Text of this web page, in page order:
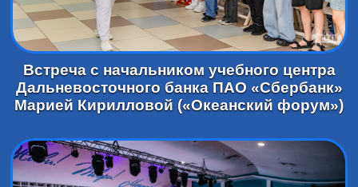
Встреча с начальником учебного центра
Дальневосточного банка ПАО «Сбербанк»
Марией Кирилловой («Океанский форум»)